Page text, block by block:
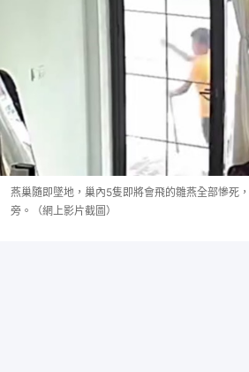
燕巢隨即墜地，巢內5隻即將會飛的雛燕全部慘死
旁。（網上影片截圖）